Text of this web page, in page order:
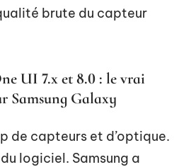
brute du capteur
UI 7.x et 8.0 : le vrai
Samsung Galaxy
de capteurs et d’optique.
logiciel. Samsung a